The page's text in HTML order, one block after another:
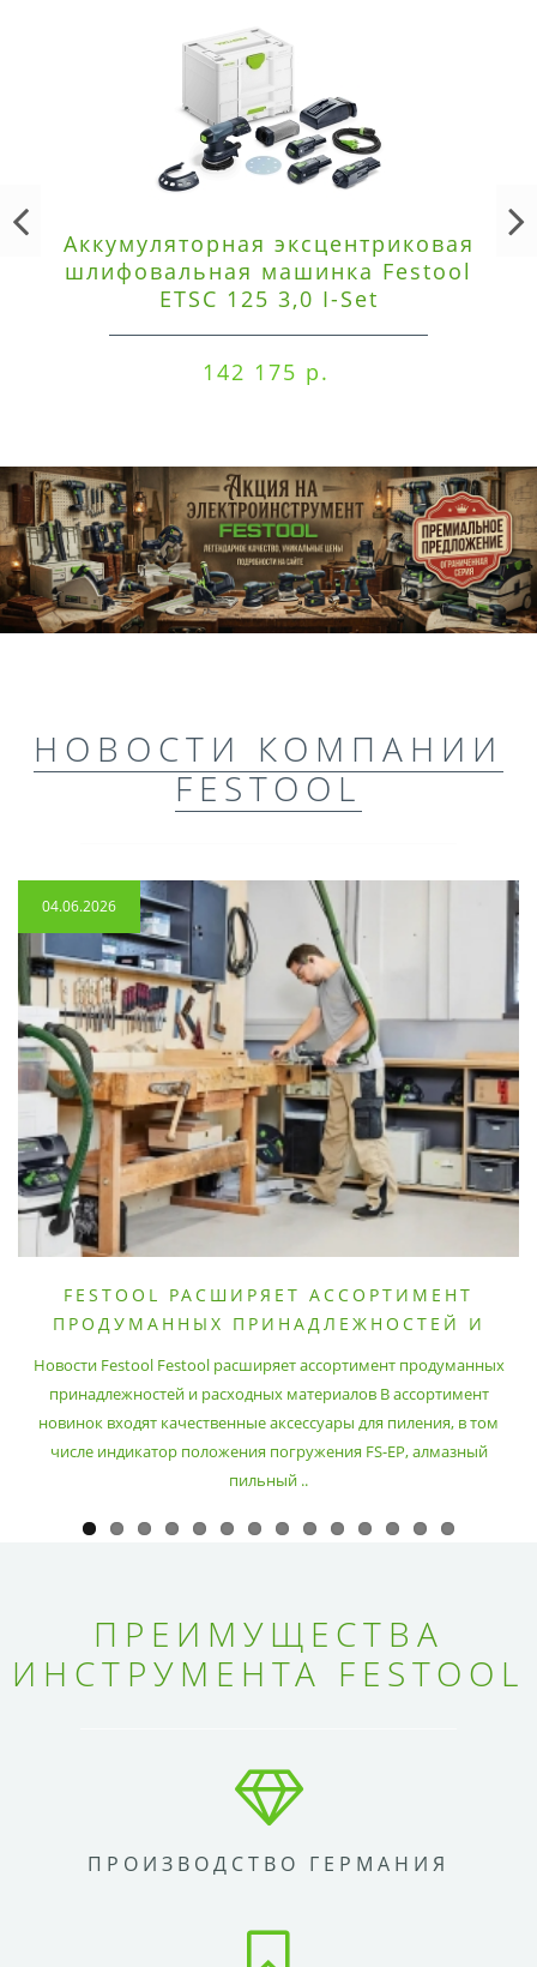
Аккумуляторная эксцентриковая
шлифовальная машинка Festool
ETSC 125 3,0 I-Set
142 175 р.
НОВОСТИ КОМПАНИИ
FESTOOL
04.06.2026
FESTOOL РАСШИРЯЕТ АССОРТИМЕНТ
ПРОДУМАННЫХ ПРИНАДЛЕЖНОСТЕЙ И
Новости Festool Festool расширяет ассортимент продуманных
принадлежностей и расходных материалов В ассортимент
новинок входят качественные аксессуары для пиления, в том
числе индикатор положения погружения FS-EP, алмазный
пильный ..
ПРЕИМУЩЕСТВА
ИНСТРУМЕНТА FESTOOL
ПРОИЗВОДСТВО ГЕРМАНИЯ